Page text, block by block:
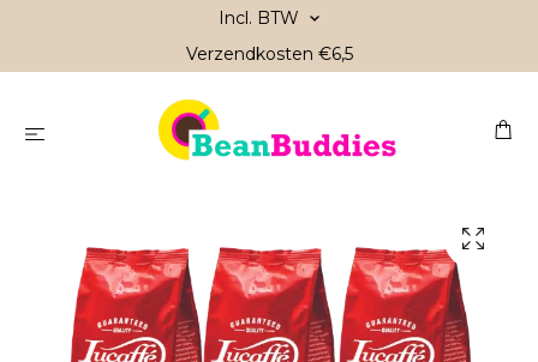
Incl. BTW
Verzendkosten €6,5